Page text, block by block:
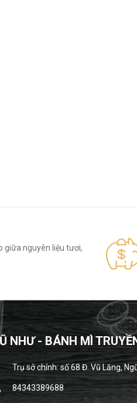
giữa nguyên liệu tươi,
NHƯ - BÁNH MÌ
Trụ sở chính: số 68 Đ. Vũ Lăng,
84343389688